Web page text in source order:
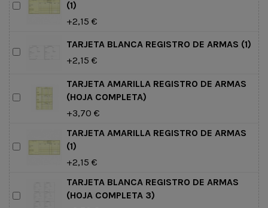
(1)
+2,15 €
TARJETA BLANCA REGISTRO DE ARMAS (1)
+2,15 €
TARJETA AMARILLA REGISTRO DE ARMAS
(HOJA COMPLETA)
+3,70 €
TARJETA AMARILLA REGISTRO DE ARMAS
(1)
+2,15 €
TARJETA BLANCA REGISTRO DE ARMAS
(HOJA COMPLETA 3)